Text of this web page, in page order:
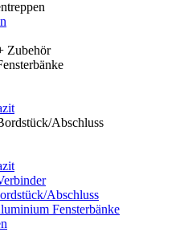
Zubehör
Abschluss
Abschluss
Fensterbänke